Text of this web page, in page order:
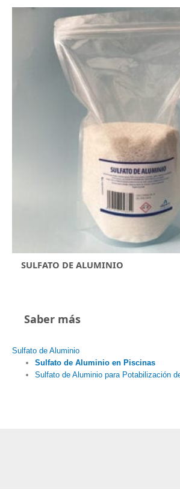
SULFATO DE ALUMINIO
Saber más
Sulfato de Aluminio
Sulfato de Aluminio en Piscinas
Sulfato de Aluminio para Potabilización